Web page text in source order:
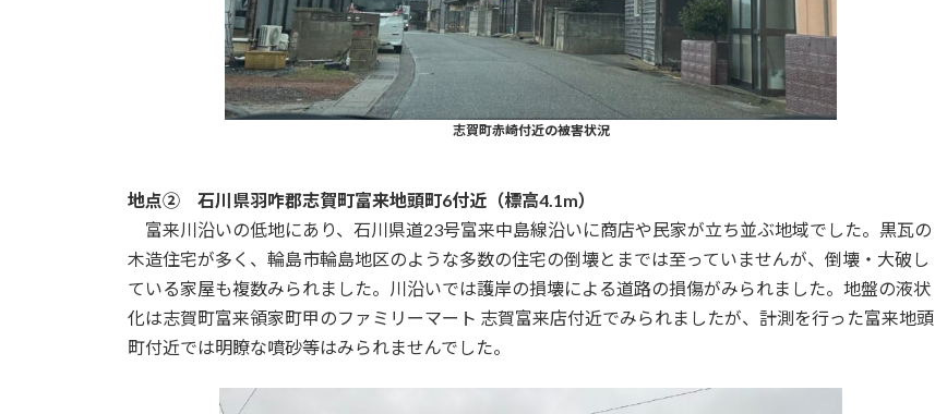
志賀町赤崎付近の被害状況
地点② 石川県羽咋郡志賀町富来地頭町6付近（標高4.1m）
富来川沿いの低地にあり、石川県道23号富来中島線沿いに商店や民家が立ち並ぶ地域でした。黒瓦の
木造住宅が多く、輪島市輪島地区のような多数の住宅の倒壊とまでは至っていませんが、倒壊・大破し
ている家屋も複数みられました。川沿いでは護岸の損壊による道路の損傷がみられました。地盤の液状
化は志賀町富来領家町甲のファミリーマート 志賀富来店付近でみられましたが、計測を行った富来地頭
町付近では明瞭な噴砂等はみられませんでした。